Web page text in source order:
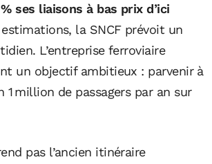
ses liaisons à bas prix d’ici
la SNCF prévoit un
L’entreprise ferroviaire
un objectif ambitieux : parvenir à
1 million de passagers par an sur
pas l’ancien itinéraire